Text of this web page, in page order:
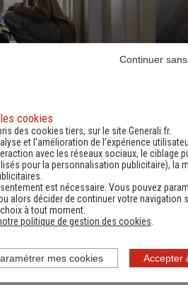
cookies
des cookies tiers, sur le site Generali.fr.
et l'amélioration de l’expérience
avec les réseaux sociaux, le ciblage
pour la personnalisation publicitaire), la
est nécessaire. Vous pouvez
alors décider de continuer votre navigation
à tout moment.
politique de gestion des cookies
Accepter
Continuer
mes cookies